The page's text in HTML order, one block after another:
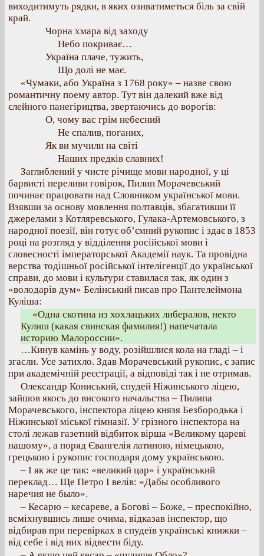
виходитимуть рядки, в яких озиватиметься біль за свій
край.
Чорна хмара від заходу
Небо покриває…
Україна плаче, тужить,
Що долі не має.
«Чумаки, або Україна з 1768 року» – назве свою
романтичну поему автор. Тут він далекий вже від
єлейного панегірицтва, звертаючись до ворогів:
О, чому вас грім небесний
Не спалив, поганих,
Як ви мучили на світі
Наших предків славних!
Заглиблений у чисте річище мови народної, у ці
барвисті переливи говірок, Пилип Морачевський
починає працювати над Словником української мови.
Взявши за основу мовлення полтавців, збагативши її
джерелами з Котляревського, Гулака-Артемовського, з
народної поезії, він готує об’ємний рукопис і здає в 1853
році на розгляд у відділення російської мови і
словесності імператорської Академії наук. Та провідна
верства тодішньої російської інтелігенції до української
справи, до мови і культури ставилася так, як один з
«володарів дум» Белінський писав про Пантелеймона
Куліша:
«Одна скотина из хохлацьких либералов, некто
Кулиш (какая свинская фамилия!) напечатала
историю Малороссии».
…Кинув камінь у воду, розійшлися кола на гладі – і
згасли. Усе затихло. Здав Морачевський рукопис, є запис
при академічній реєстрації, а відповіді так і не отримав.
Олександр Кониський, спудей Ніжинського ліцею,
зайшов якось до високого начальства – Пилипа
Морачевського, інспектора ліцею князя Безбородька і
Ніжинської міської гімназії. У грізного інспектора на
столі лежав газетний відбиток вірша «Великому цареві
нашому», а поряд Євангелія латиною, німецькою,
грецькою і рукопис господаря дому українською.
– І як же це так: «великий цар» і український
переклад… Ще Петро І велів: «Дабы особливого
наречия не было».
– Кесарю – кесареве, а Богові – Боже, – преспокійно,
всміхнувшись лише очима, відказав інспектор, що
відбирав при перевірках в спудеїв українські книжки –
від себе і від них відвести біду.